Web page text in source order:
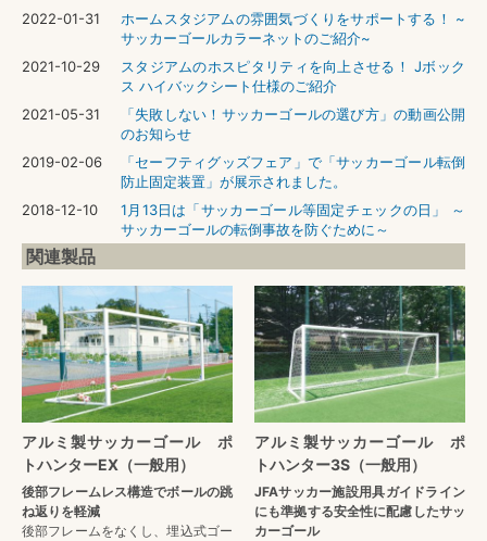
2022-01-31
ホームスタジアムの雰囲気づくりをサポートする！ ~
サッカーゴールカラーネットのご紹介~
2021-10-29
スタジアムのホスピタリティを向上させる！ Jボック
ス ハイバックシート仕様のご紹介
2021-05-31
「失敗しない！サッカーゴールの選び方」の動画公開
のお知らせ
2019-02-06
「セーフティグッズフェア」で「サッカーゴール転倒
防止固定装置」が展示されました。
2018-12-10
1月13日は「サッカーゴール等固定チェックの日」 ～
サッカーゴールの転倒事故を防ぐために～
関連製品
アルミ製サッカーゴール ポ
トハンターEX（一般用）
後部フレームレス構造でボールの跳
ね返りを軽減
後部フレームをなくし、埋込式ゴー
アルミ製サッカーゴール ポ
トハンター3S（一般用）
JFAサッカー施設用具ガイドライン
にも準拠する安全性に配慮したサッ
カーゴール